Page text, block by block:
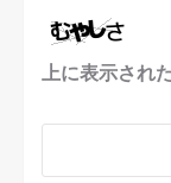
上に表示され